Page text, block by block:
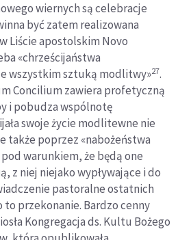
wiernych są celebracje
być zatem realizowana
Liście apostolskim Novo
«chrześcijaństwa
wszystkim sztuką modlitwy»27.
Concilium zawiera profetyczną
i pobudza wspólnotę
swoje życie modlitewne nie
poprzez «nabożeństwa
warunkiem, że będą one
z niej niejako wypływające i do
pastoralne ostatnich
przekonanie. Bardzo cenny
Kongregacja ds. Kultu Bożego